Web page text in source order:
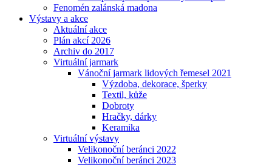
Fenomén zalánská madona
Výstavy a akce
Aktuální akce
Plán akcí 2026
Archiv do 2017
Virtuální jarmark
Vánoční jarmark lidových řemesel 2021
Výzdoba, dekorace, šperky
Textil, kůže
Dobroty
Hračky, dárky
Keramika
Virtuální výstavy
Velikonoční beránci 2022
Velikonoční beránci 2023